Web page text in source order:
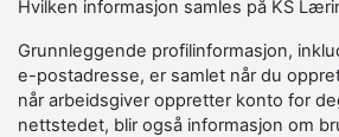
Hvilken informasjon samles på KS
Grunnleggende profilinformasjon,
e-postadresse, er samlet når du
når arbeidsgiver oppretter konto for
nettstedet, blir også informasjon om